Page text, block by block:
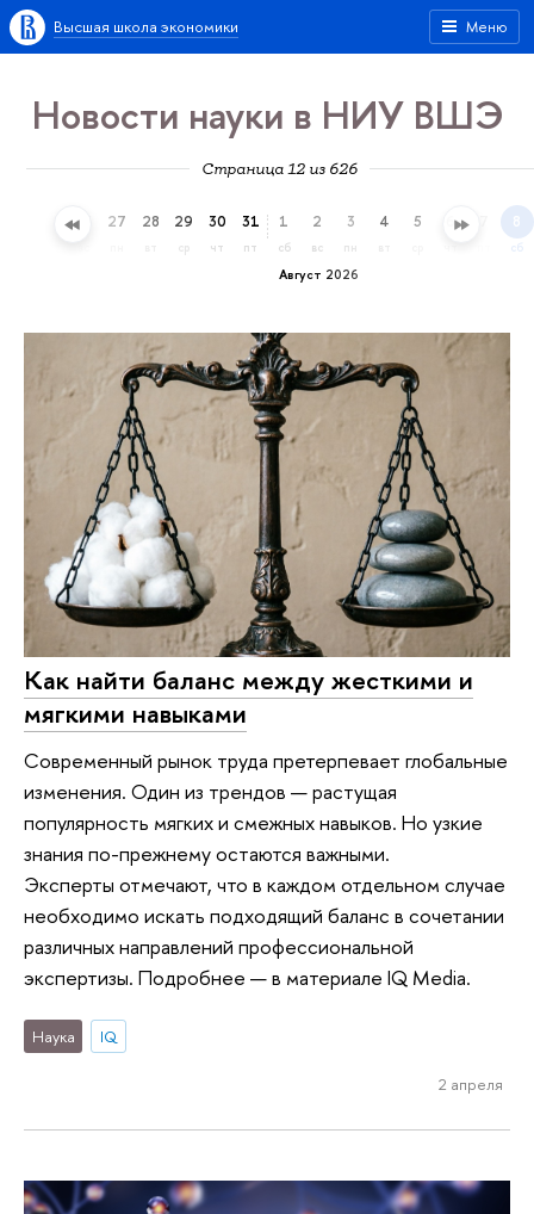
Меню
Высшая школа экономики
Новости науки в НИУ ВШЭ
Страница 12 из 626
26 27 28 29
ср
30
чт
31
пт
Август 2026
1
сб
2
вс
3
пн
4 5 6 8
сб
Как найти баланс между жесткими и
мягкими навыками
Современный рынок труда претерпевает глобальные
изменения. Один из трендов — растущая
популярность мягких и смежных навыков. Но узкие
знания по-прежнему остаются важными.
Эксперты отмечают, что в каждом отдельном случае
необходимо искать подходящий баланс в сочетании
различных направлений профессиональной
экспертизы. Подробнее — в материале IQ Media.
Наука IQ
2 апреля